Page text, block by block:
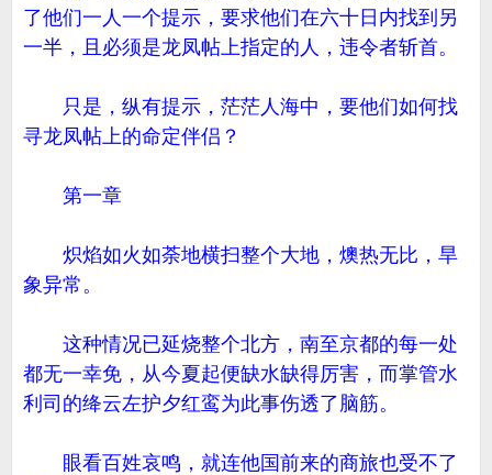
了他们一人一个提示，要求他们在六十日内找到另
一半，且必须是龙凤帖上指定的人，违令者斩首。
只是，纵有提示，茫茫人海中，要他们如何找
寻龙凤帖上的命定伴侣？
第一章
炽焰如火如荼地横扫整个大地，燠热无比，旱
象异常。
这种情况已延烧整个北方，南至京都的每一处
都无一幸免，从今夏起便缺水缺得厉害，而掌管水
利司的绛云左护夕红鸾为此事伤透了脑筋。
眼看百姓哀鸣，就连他国前来的商旅也受不了